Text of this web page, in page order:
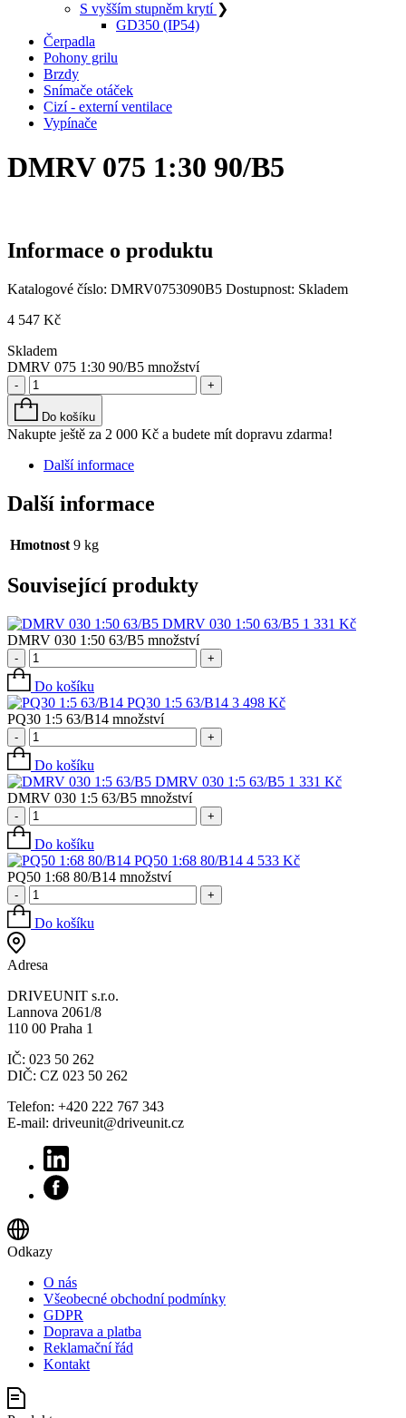
S vyšším stupněm krytí ❯
GD350 (IP54)
Čerpadla
Pohony grilu
Brzdy
Snímače otáček
Cizí - externí ventilace
Vypínače
DMRV 075 1:30 90/B5
Informace o produktu
Katalogové číslo: DMRV0753090B5 Dostupnost: Skladem
4 547 Kč
Skladem
DMRV 075 1:30 90/B5 množství
- +
Do košíku
Nakupte ještě za 2 000 Kč a budete mít dopravu zdarma!
Další informace
Další informace
Hmotnost 9 kg
Související produkty
DMRV 030 1:50 63/B5 1 331 Kč
DMRV 030 1:50 63/B5 množství
- +
Do košíku
PQ30 1:5 63/B14 3 498 Kč
PQ30 1:5 63/B14 množství
- +
Do košíku
DMRV 030 1:5 63/B5 1 331 Kč
DMRV 030 1:5 63/B5 množství
- +
Do košíku
PQ50 1:68 80/B14 4 533 Kč
PQ50 1:68 80/B14 množství
- +
Do košíku
Adresa
DRIVEUNIT s.r.o.
Lannova 2061/8
110 00 Praha 1
IČ: 023 50 262
DIČ: CZ 023 50 262
Telefon: +420 222 767 343
E-mail: driveunit@driveunit.cz
Odkazy
O nás
Všeobecné obchodní podmínky
GDPR
Doprava a platba
Reklamační řád
Kontakt